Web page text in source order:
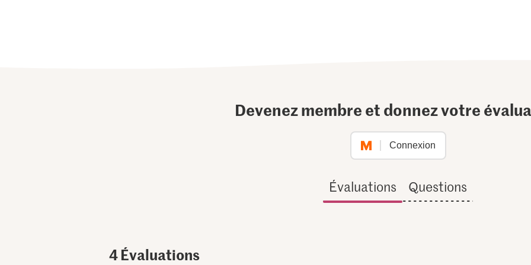
Devenez membre et donnez votre
Connexion
Évaluations Questions
4Évaluations